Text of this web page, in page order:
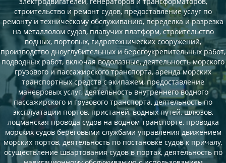
строительство и ремонт судов, предоставление услуг по
ремонту и техническому обслуживанию, переделка и разрезка
на металлолом судов, плавучих платформ, строительство
водных, портовых, гидротехнических сооружений,
производство дноуглубительных и берегоукрепительных работ,
подводных работ, включая водолазные, деятельность морского
грузового и пассажирского транспорта, аренда морских
транспортных средств с экипажем, предоставление
маневровых услуг, деятельность внутреннего водного
пассажирского и грузового транспорта, деятельность по
эксплуатации портов, пристаней, водных путей, шлюзов,
лоцманская провода судов на водном транспорте, проводка
морских судов береговыми службами управления движением
морских портов, деятельность по постановке судов к причалу,
осуществление швартования судов в портах, деятельность по